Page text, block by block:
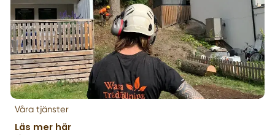
Våra tjänster
Läs mer här